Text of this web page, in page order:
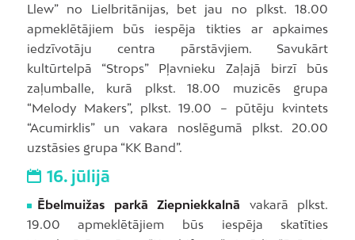
Llew” no Lielbritānijas, bet jau no plkst. 18.00
apmeklētājiem būs iespēja tikties ar apkaimes
iedzīvotāju centra pārstāvjiem. Savukārt
kultūrtelpā “Strops” Pļavnieku Zaļajā birzī būs
zaļumballe, kurā plkst. 18.00 muzicēs grupa
“Melody Makers”, plkst. 19.00 – pūtēju kvintets
“Acumirklis” un vakara noslēgumā plkst. 20.00
uzstāsies grupa “KK Band”.
16. jūlijā
Ēbelmuižas parkā Ziepniekkalnā vakarā plkst.
19.00 apmeklētājiem būs iespēja skatīties